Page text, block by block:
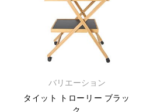
バリエーション
タイット トローリー ブラッ